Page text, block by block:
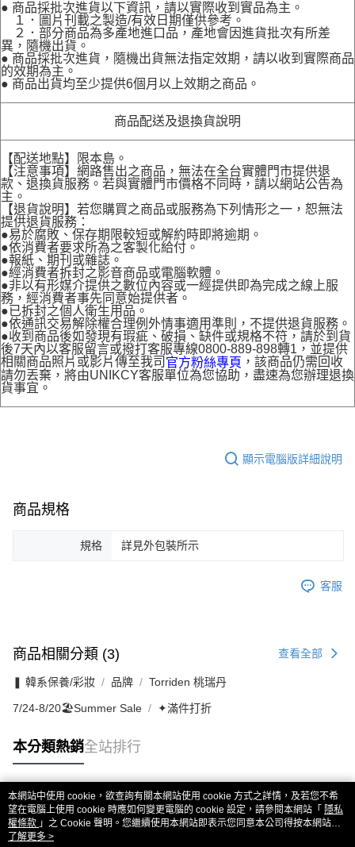
● 商品採批次進貨以下資訊，請以實際收到實品為主。
１．圖片刊載之製造/有效日期僅供參考。
２．部分商品為多產地進口品，產地會因進貨批次有所差
異，隨機出貨。
● 商品採批次進貨，隨機出貨無法指定效期，請以收到實際商品
的效期為主。
● 商品出貨均至少提供6個月以上效期之商品。
商品配送及退換貨說明
【配送地點】限本島。
【注意事項】網路售出之商品，無法在全台實體門市提供退
款、退換貨服務。若與實體門市價格不同時，請以網站公告為
主。
【退貨說明】若您購買之商品或服務為下列情形之一，恕無法
提供退貨服務：
●易於腐敗、保存期限較短或解約時即將逾期。
●依消費者要求所為之客製化給付。
●報紙、期刊或雜誌。
●經消費者拆封之影音商品或電腦軟體。
●非以有形媒介提供之數位內容或一經提供即為完成之線上服
務，經消費者事先同意始提供者。
●已拆封之個人衛生用品。
●依通訊交易解除權合理例外情事適用準則，不提供退貨服務。
●收到商品後如發現有瑕疵、破損、缺件或規格不符，請於到貨
後7天內以客服留言或撥打客服專線0800-889-898轉1，並提供
相關商品照片或影片傳至我司 官方粉絲專頁 ，該商品仍需回收
請勿丟棄，將由UNIKCY客服單位為您協助，盡速為您辦理退換
貨事宜。
顯示電腦版詳細說明
商品規格
規格 詳見外包裝所示
客服
商品相關分類 (3) 查看全部
❚ 韓系保養/彩妝 品牌 Torriden 桃瑞丹
7/24-8/20🏖️Summer Sale ✦滿件打折
本分類熱銷全站排行
熱門標籤
本網站中使用 cookie，欲查詢有關本網站使用 cookie 方式之詳情，及若您不希
望在電腦上使用 cookie 時應如何變更電腦的 cookie 設定，請參閱本網站「 隱私
權條款 」之 Cookie 聲明。您繼續使用本網站即表示您同意本公司得按本網站使
用條款之 Cookie 聲明使用 cookie。
了解更多 >